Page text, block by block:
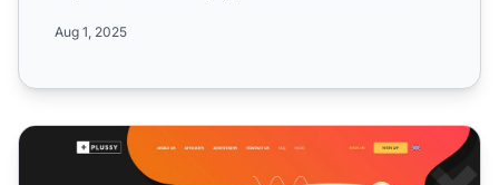
Aug 1, 2025
Programa de Afiliados de Plussy